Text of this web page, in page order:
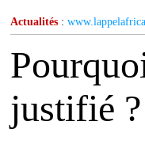
Actualités :
justifié ?